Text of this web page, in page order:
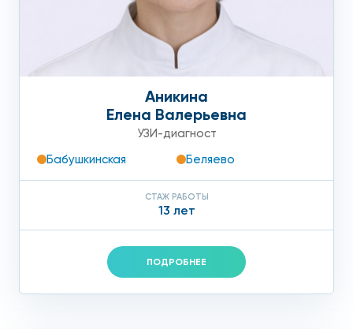
Аникина
Елена Валерьевна
УЗИ-диагност
Бабушкинская
Беляево
СТАЖ РАБОТЫ
13 лет
ПОДРОБНЕЕ